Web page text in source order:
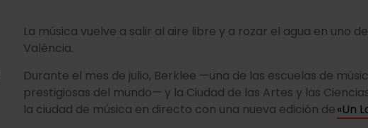
La música vuelve a salir al aire libre y a rozar el agua en uno
València.
Durante el mes de julio, Berklee —una de las escuelas de
prestigiosas del mundo— y la Ciudad de las Artes y las
la ciudad de música en directo con una nueva edición de«Un